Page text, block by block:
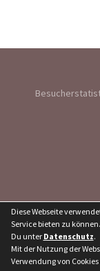
Diese Webseite
Service bieten zu
Du unter Datenschutz.
Mit der Nutzung der
Verwendung von